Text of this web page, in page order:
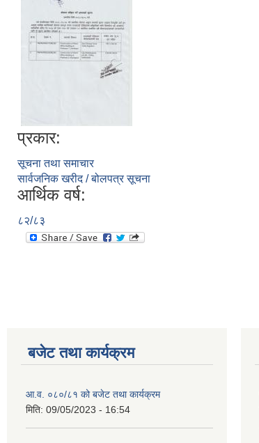
प्रकार:
सूचना तथा समाचार
सार्वजनिक खरीद / बोलपत्र सूचना
आर्थिक वर्ष:
८२/८३
बजेट तथा कार्यक्रम
आ.व. ०८०/८१ को बजेट तथा कार्यक्रम
मिति: 09/05/2023 - 16:54